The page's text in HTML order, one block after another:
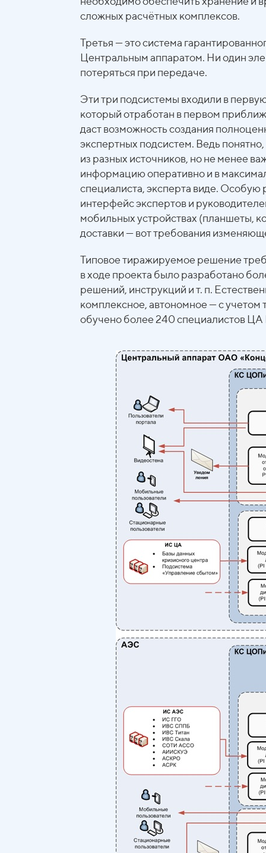
сложных расчётных комплексов.
Третья — это система
Центральным аппаратом. Ни один
потеряться при передаче.
Эти три подсистемы входили в
который отработан в первом
даст возможность создания
экспертных подсистем. Ведь
из разных источников, но не менее
информацию оперативно и в
специалиста, эксперта виде. Особую
интерфейс экспертов и
мобильных устройствах (планшеты,
доставки — вот требования
Типовое тиражируемое решение
в ходе проекта было разработано
решений, инструкций и т. п.
комплексное, автономное — с
обучено более 240 специалистов